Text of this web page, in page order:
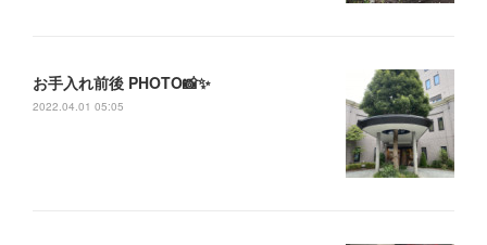
お手入れ前後 PHOTO📸✨
2022.04.01 05:05